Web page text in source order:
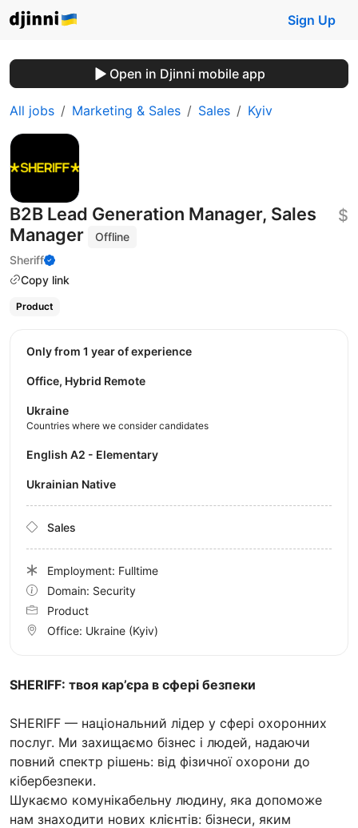
Sign Up
Open in Djinni mobile app
All jobs Marketing & Sales Sales Kyiv
B2B Lead Generation Manager, Sales
Manager
Offline
Sheriff
Copy link
$
Product
SHERIFF: твоя кар’єра в сфері безпеки
SHERIFF — національний лідер у сфері охоронних
послуг. Ми захищаємо бізнес і людей, надаючи
повний спектр рішень: від фізичної охорони до
кібербезпеки.
Шукаємо комунікабельну людину, яка допоможе
нам знаходити нових клієнтів: бізнеси, яким
Only from 1 year of experience
Office, Hybrid Remote
Ukraine
Countries where we consider candidates
English A2 - Elementary
Ukrainian Native
Sales
Employment: Fulltime
Domain: Security
Product
Office: Ukraine (Kyiv)